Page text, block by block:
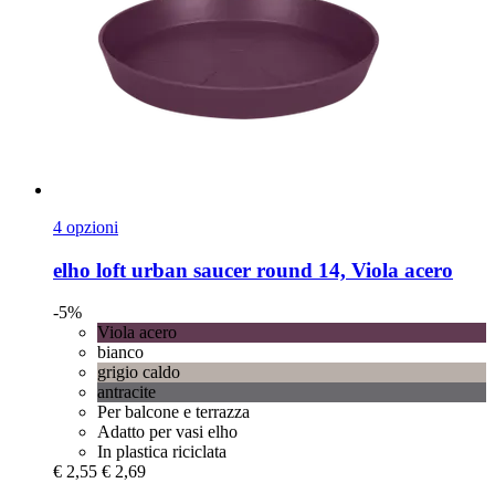
4 opzioni
elho loft urban saucer round 14, Viola acero
-5%
Viola acero
bianco
grigio caldo
antracite
Per balcone e terrazza
Adatto per vasi elho
In plastica riciclata
€ 2,55 € 2,69